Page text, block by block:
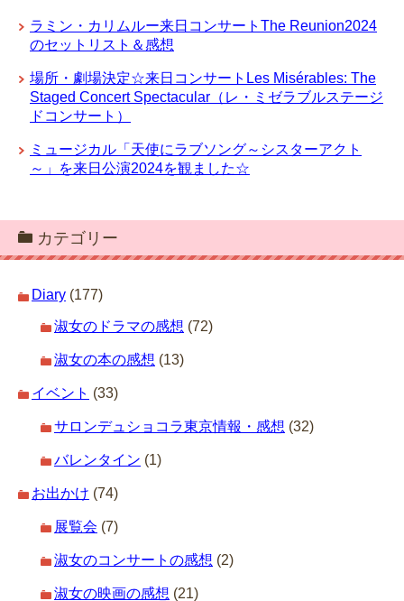
ラミン・カリムルー来日コンサートThe Reunion2024
のセットリスト＆感想
場所・劇場決定☆来日コンサートLes Misérables: The
Staged Concert Spectacular（レ・ミゼラブルステージ
ドコンサート）
ミュージカル「天使にラブソング～シスターアクト
～」を来日公演2024を観ました☆
カテゴリー
Diary (177)
淑女のドラマの感想 (72)
淑女の本の感想 (13)
イベント (33)
サロンデュショコラ東京情報・感想 (32)
バレンタイン (1)
お出かけ (74)
展覧会 (7)
淑女のコンサートの感想 (2)
淑女の映画の感想 (21)